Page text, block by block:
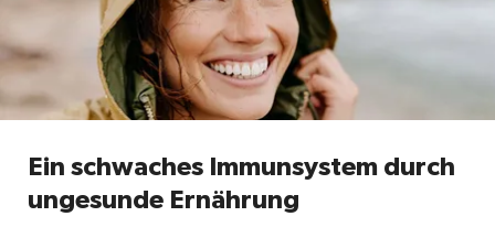
Ein schwaches Immunsystem durch
ungesunde Ernährung